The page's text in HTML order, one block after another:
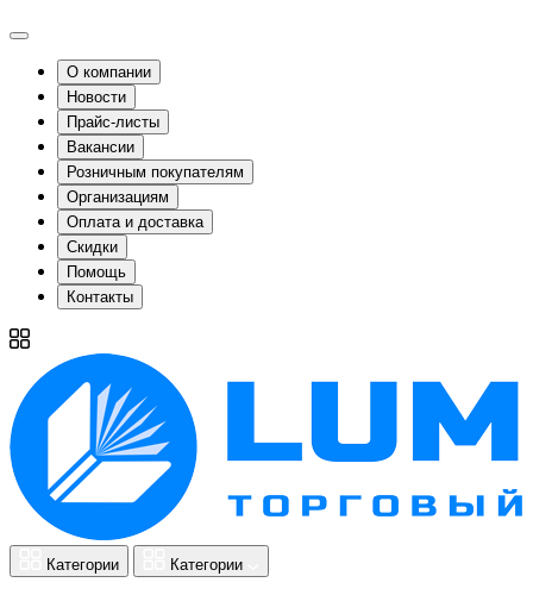
О компании
Новости
Прайс-листы
Вакансии
Розничным покупателям
Организациям
Оплата и доставка
Скидки
Помощь
Контакты
Категории Категории